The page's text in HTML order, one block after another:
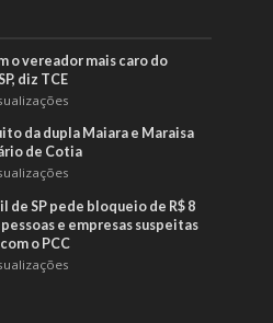
o vereador mais caro do
diz TCE
da dupla Maiara e Maraisa
de Cotia
de SP pede bloqueio de R$ 8
e empresas suspeitas
o PCC